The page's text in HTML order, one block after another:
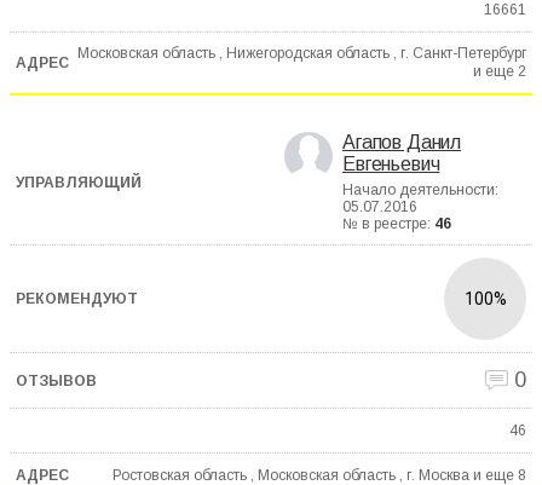
16661
Московская область , Нижегородская область , г. Санкт-Петербург
и еще 2
Агапов Данил
Евгеньевич
Начало деятельности:
05.07.2016
№ в реестре: 46
100%
0
46
Ростовская область , Московская область , г. Москва и еще 8